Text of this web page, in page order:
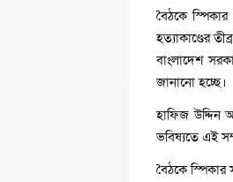
বৈঠকে স্পিকার
হত্যাকাণ্ডের
বাংলাদেশ
জানানো হচ্ছে।
হাফিজ উদ্দিন
ভবিষ্যতে এই
বৈঠকে স্পিকার